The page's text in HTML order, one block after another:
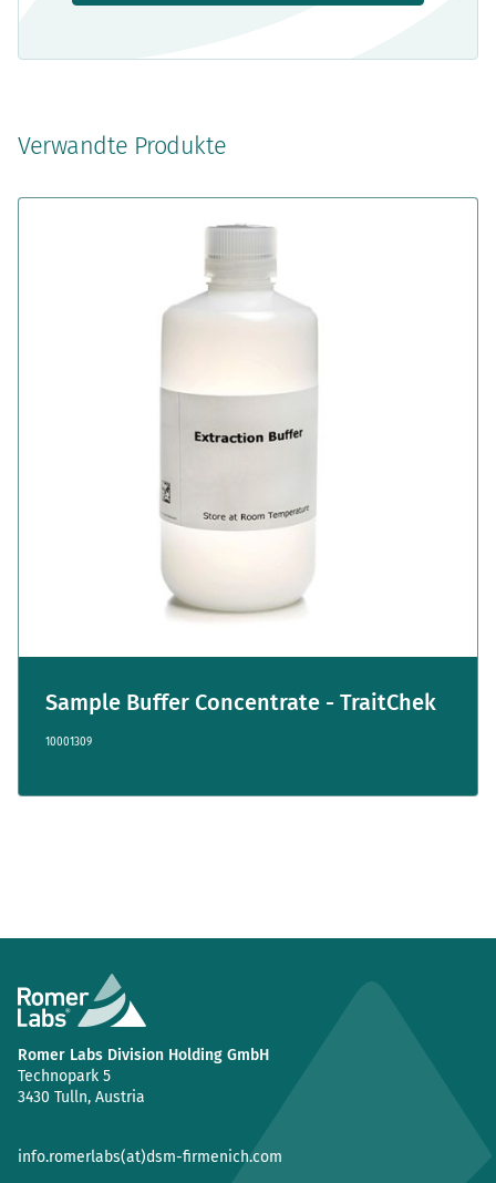
Verwandte Produkte
Sample Buffer Concentrate - TraitChek
10001309
Romer Labs Division Holding GmbH
Technopark 5
3430 Tulln, Austria
info.romerlabs(at)dsm-firmenich.com